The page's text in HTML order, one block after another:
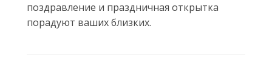
поздравление и праздничная открытка
порадуют ваших близких.